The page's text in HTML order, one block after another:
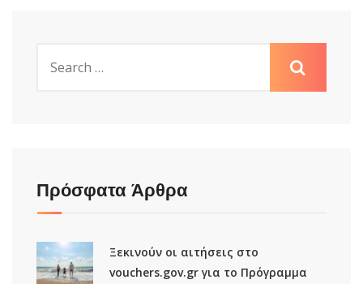
Πρόσφατα Άρθρα
Ξεκινούν οι αιτήσεις στο
vouchers.gov.gr για το Πρόγραμμα